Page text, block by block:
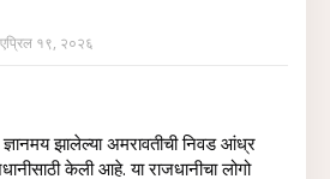
एप्रिल १९, २०२६
ज्ञानमय झालेल्या अमरावतीची निवड आंध्र
केली आहे. या राजधानीचा लोगो